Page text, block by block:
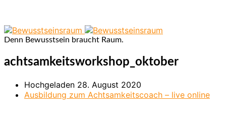
Denn Bewusstsein braucht Raum.
achtsamkeitsworkshop_oktober
Hochgeladen 28. August 2020
Ausbildung zum Achtsamkeitscoach – live online